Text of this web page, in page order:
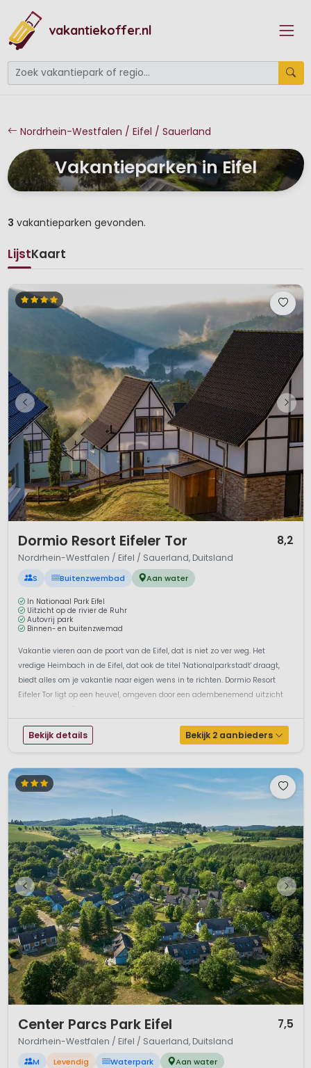
vakantiekoffer.nl
Nordrhein-Westfalen / Eifel / Sauerland
Vakantieparken in Eifel
3 vakantieparken gevonden.
LijstKaart
Dormio Resort Eifeler Tor 8,2
Nordrhein-Westfalen / Eifel / Sauerland, Duitsland
S Buitenzwembad Aan water
In Nationaal Park Eifel
Uitzicht op de rivier de Ruhr
Autovrij park
Binnen- en buitenzwemad
Vakantie vieren aan de poort van de Eifel, dat is niet zo ver weg. Het
vredige Heimbach in de Eifel, dat ook de titel 'Nationalparkstadt' draagt,
biedt alles om je vakantie naar eigen wens in te richten. Dormio Resort
Eifeler Tor ligt op een heuvel, omgeven door een adembenemend uitzicht
Bekijk details Bekijk 2 aanbieders
Center Parcs Park Eifel 7,5
Nordrhein-Westfalen / Eifel / Sauerland, Duitsland
M Levendig Waterpark Aan water